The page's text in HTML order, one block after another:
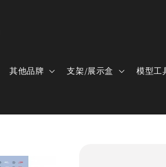
其他品牌 支架/展示盒 模型工